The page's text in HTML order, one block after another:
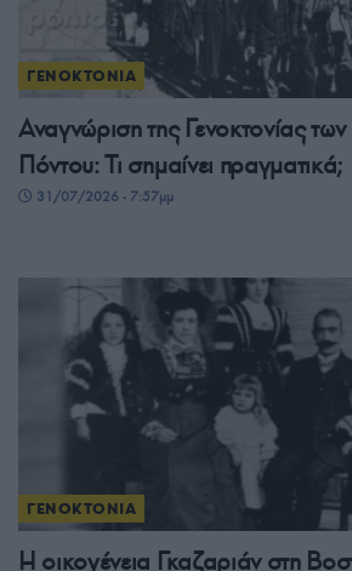
ΓΕΝΟΚΤΟΝΙΑ
Αναγνώριση της Γενοκτονίας
Πόντου: Τι σημαίνει πραγματικά;
31/07/2026 - 7:57μμ
ΓΕΝΟΚΤΟΝΙΑ
Η οικογένεια Γκαζαριάν στη